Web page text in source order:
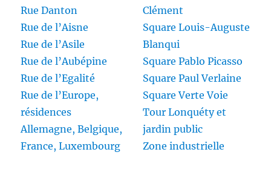
Rue Danton
Rue de l’Aisne
Rue de l’Asile
Rue de l’Aubépine
Rue de l’Egalité
Rue de l’Europe,
résidences
Allemagne, Belgique,
France, Luxembourg
Clément
Square Louis-Auguste
Blanqui
Square Pablo Picasso
Square Paul Verlaine
Square Verte Voie
Tour Lonquéty et
jardin public
Zone industrielle